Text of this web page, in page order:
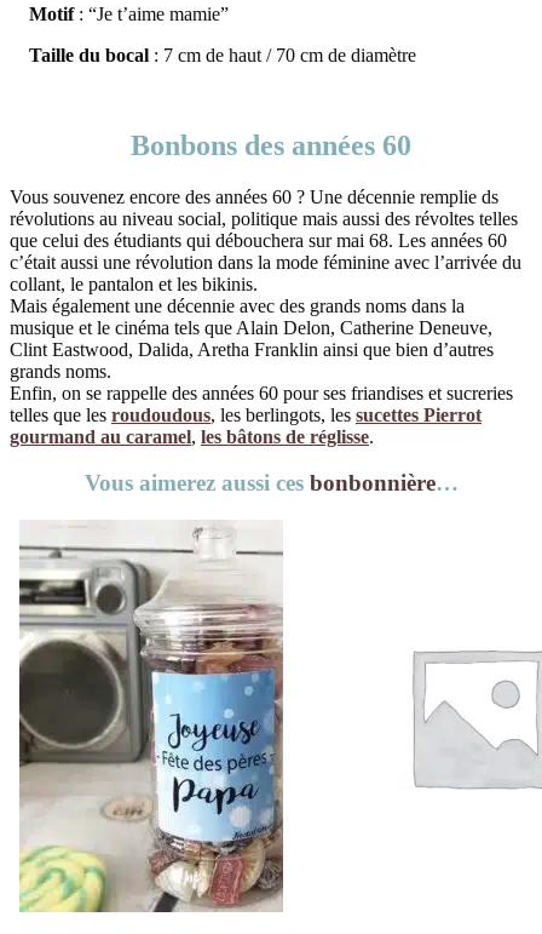
Motif: “Je t’aime mamie”
Taille du bocal : 7 cm de haut / 70 cm de diamètre
Bonbons des années 60
Vous souvenez encore des années 60 ? Une décennie remplie ds
révolutions au niveau social, politique mais aussi des révoltes telles
que celui des étudiants qui débouchera sur mai 68. Les années 60
c’était aussi une révolution dans la mode féminine avec l’arrivée du
collant, le pantalon et les bikinis.
Mais également une décennie avec des grands noms dans la
musique et le cinéma tels que Alain Delon, Catherine Deneuve,
Clint Eastwood, Dalida, Aretha Franklin ainsi que bien d’autres
grands noms.
Enfin, on se rappelle des années 60 pour ses friandises et sucreries
telles que les roudoudous, les berlingots, les sucettes Pierrot
gourmand au caramel, les bâtons de réglisse.
Vous aimerez aussi ces bonbonnière…